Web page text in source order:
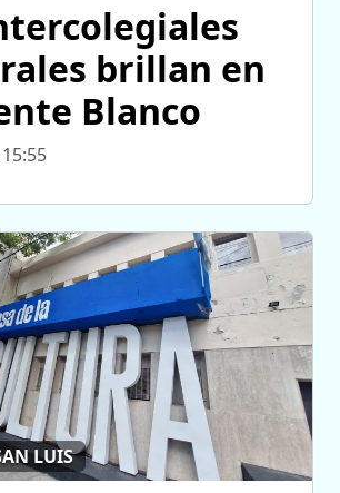
brillan en
Blanco
LUIS